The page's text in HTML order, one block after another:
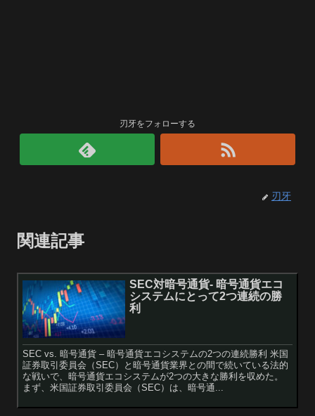
刃牙をフォローする
刃牙
関連記事
SEC対暗号通貨- 暗号通貨エコ
システムにとって2つ連続の勝
利
SEC vs. 暗号通貨 – 暗号通貨エコシステムの2つの連続勝利 米国
証券取引委員会（SEC）と暗号通貨業界との間で続いている法的
な戦いで、暗号通貨エコシステムが2つの大きな勝利を収めた。
まず、米国証券取引委員会（SEC）は、暗号通...